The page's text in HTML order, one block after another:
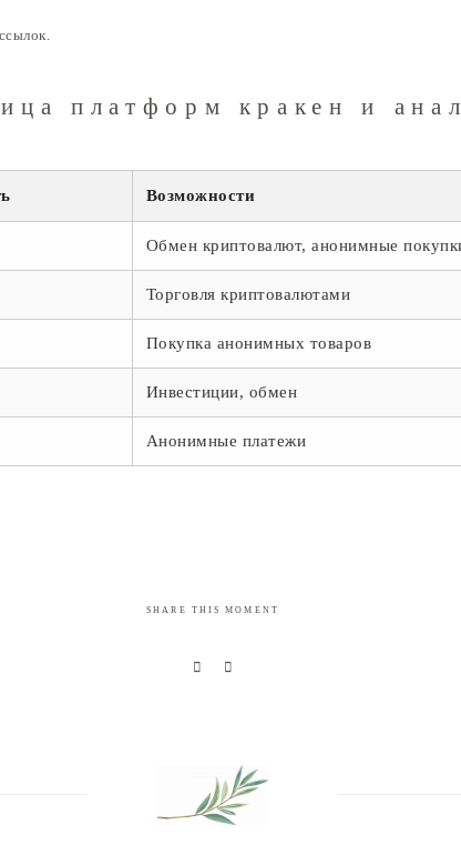
платформ кракен и
Возможности
Обмен криптовалют, анонимные
Торговля криптовалютами
Покупка анонимных товаров
Инвестиции, обмен
Анонимные платежи
SHARE THIS MOMENT